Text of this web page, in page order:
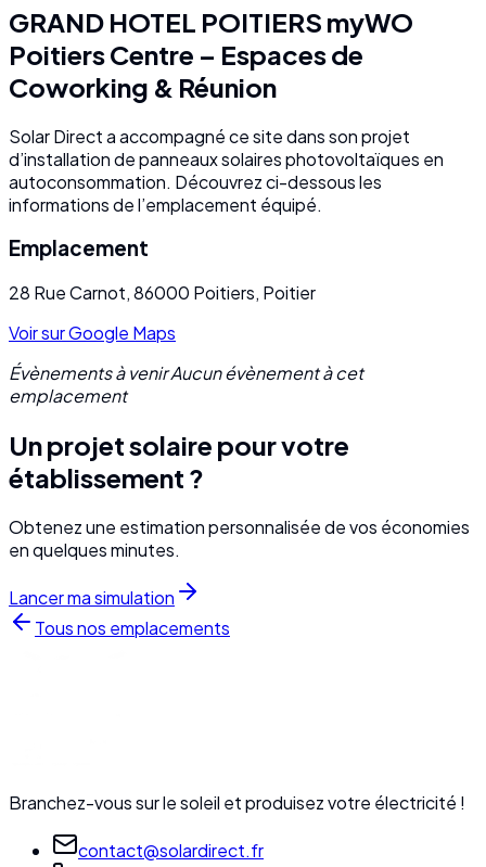
GRAND HOTEL POITIERS myWO
Poitiers Centre – Espaces de
Coworking & Réunion
Solar Direct a accompagné ce site dans son projet
d’installation de panneaux solaires photovoltaïques en
autoconsommation. Découvrez ci-dessous les
informations de l’emplacement équipé.
Emplacement
28 Rue Carnot, 86000 Poitiers, Poitier
Voir sur Google Maps
Évènements à venir Aucun évènement à cet
emplacement
Un projet solaire pour votre
établissement ?
Obtenez une estimation personnalisée de vos économies
en quelques minutes.
Lancer ma simulation
Tous nos emplacements
Branchez-vous sur le soleil et produisez votre électricité !
contact@solardirect.fr